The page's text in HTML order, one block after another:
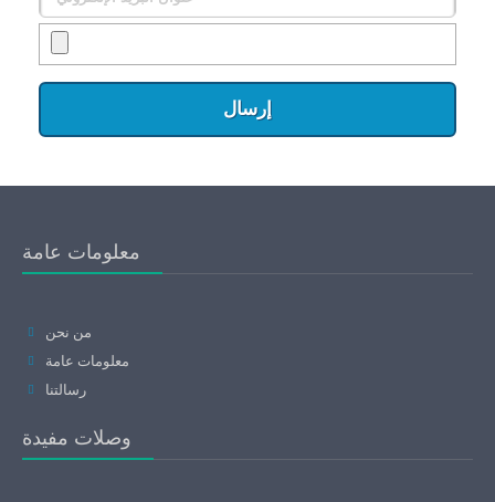
معلومات عامة
من نحن
معلومات عامة
رسالتنا
وصلات مفيدة